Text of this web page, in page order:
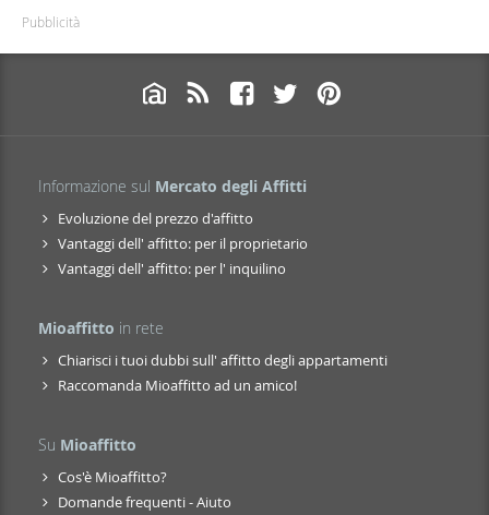
Pubblicità
Informazione sul Mercato degli Affitti
Evoluzione del prezzo d'affitto
Vantaggi dell' affitto: per il proprietario
Vantaggi dell' affitto: per l' inquilino
Mioaffitto in rete
Chiarisci i tuoi dubbi sull' affitto degli appartamenti
Raccomanda Mioaffitto ad un amico!
Su Mioaffitto
Cos'è Mioaffitto?
Domande frequenti - Aiuto